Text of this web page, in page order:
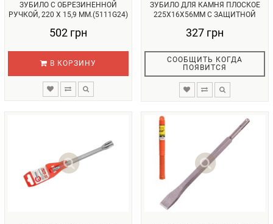
ЗУБИЛО С ОБРЕЗИНЕННОЙ
РУЧКОЙ, 220 Х 15,9 ММ.(5111G24)
502 грн
В КОРЗИНУ
ЗУБИЛО ДЛЯ КАМНЯ ПЛОСКОЕ
225Х16Х56ММ С ЗАЩИТНОЙ
327 грн
СООБЩИТЬ КОГДА
ПОЯВИТСЯ